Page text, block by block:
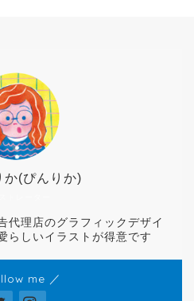
か(ぴんりか)
代理店のグラフィックデザイ
らしいイラストが得意です
me ／